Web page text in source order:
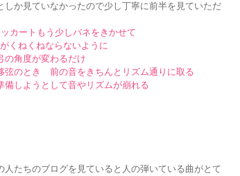
しか見ていなかったので少し丁寧に前半を見ていただ
カートもう少しバネをきかせて
くねくねならないように
が変わるだけ
き 前の音をきちんとリズム通りに取る
うとして音やリズムが崩れる
人たちのブログを見ていると人の弾いている曲がとて